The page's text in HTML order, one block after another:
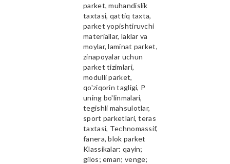
parket, muhandislik
taxtasi, qattiq taxta,
parket yopishtiruvchi
materiallar, laklar va
moylar, laminat parket,
zinapoyalar uchun
parket tizimlari,
modulli parket,
qo'ziqorin tagligi, P
uning bo'linmalari,
tegishli mahsulotlar,
sport parketlari, teras
taxtasi, Technomassif,
fanera, blok parket
Klassikalar: qayin;
gilos; eman; venge;